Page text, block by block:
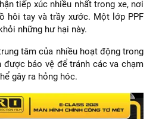
tiếp xúc nhiều nhất trong xe, nơi
hôi tay và trầy xước. Một lớp PPF
những hư hại này.
tâm của nhiều hoạt động trong
được bảo vệ để tránh các va chạm
gây ra hỏng hóc.